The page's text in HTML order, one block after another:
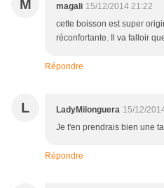
M magali 15/12/2014 21:22
cette boisson est super
réconfortante. Il va falloir
Répondre
L LadyMilonguera 15/12/
Je t'en prendrais bien une
Répondre